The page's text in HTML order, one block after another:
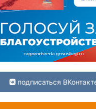
подписаться